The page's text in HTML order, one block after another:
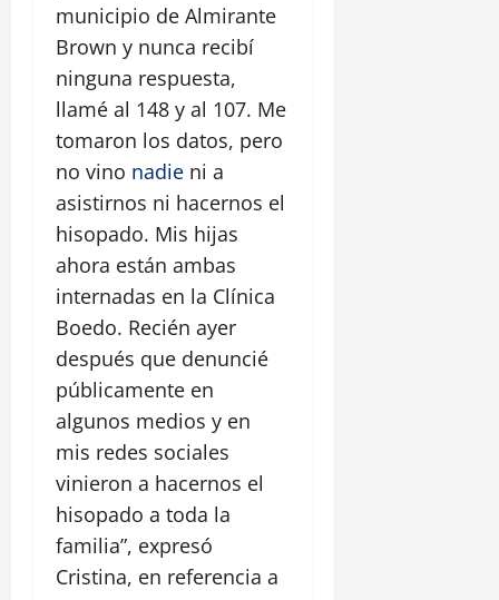
municipio de Almirante
Brown y nunca recibí
ninguna respuesta,
llamé al 148 y al 107. Me
tomaron los datos, pero
no vino nadie ni a
asistirnos ni hacernos el
hisopado. Mis hijas
ahora están ambas
internadas en la Clínica
Boedo. Recién ayer
después que denuncié
públicamente en
algunos medios y en
mis redes sociales
vinieron a hacernos el
hisopado a toda la
familia”, expresó
Cristina, en referencia a